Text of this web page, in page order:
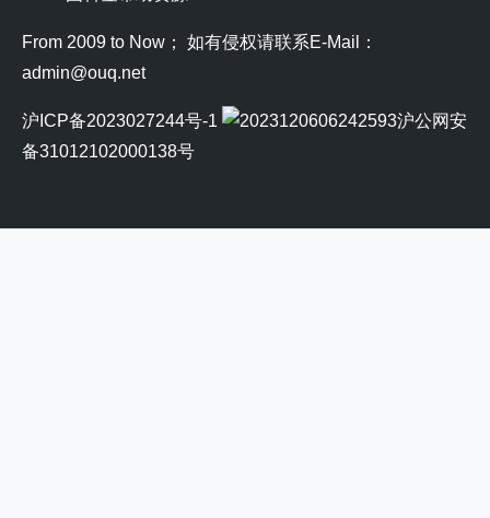
From 2009 to Now； 如有侵权请联系E-Mail：
admin@ouq.net
沪ICP备2023027244号-1
沪公网安
备31012102000138号